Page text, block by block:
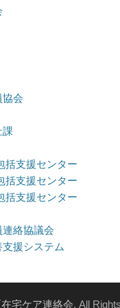
協会
課
括支援センター
括支援センター
括支援センター
絡協議会
援システム
宅ケア連絡会. All